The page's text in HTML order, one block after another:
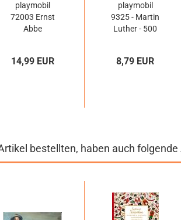
playmobil
72003 Ernst
Abbe
14,99 EUR
playmobil
9325 - Martin
Luther - 500
8,79 EUR
bestellten, haben auch